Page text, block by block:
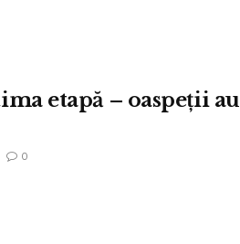
etapă – oaspeții au
0